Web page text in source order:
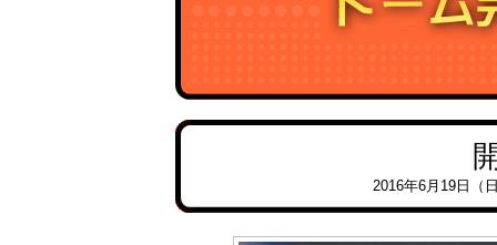
2016年6月19日（